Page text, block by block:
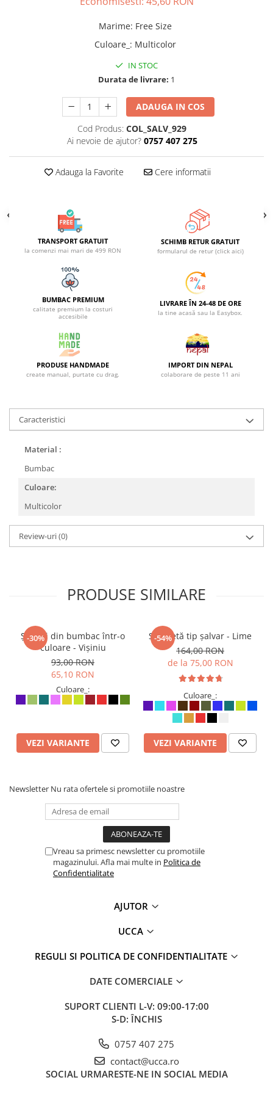
Jambiere din Lână
Marime: Free Size
Culoare_ : Multicolor
IN STOC
Durata de livrare: 1
ADAUGA IN COS
Cod Produs: COL_SALV_929
Ai nevoie de ajutor? 0757 407 275
Adauga la Favorite Cere informatii
TRANSPORT GRATUIT
la comenzi mai mari de 499 RON
SCHIMB RETUR GRATUIT
formularul de retur (click aici)
BUMBAC PREMIUM
calitate premium la costuri
accesibile
LIVRARE ÎN 24-48 DE ORE
la tine acasă sau la Easybox.
PRODUSE HANDMADE
create manual, purtate cu drag.
IMPORT DIN NEPAL
colaborare de peste 11 ani
Caracteristici
Material :
Bumbac
Culoare:
Multicolor
Review-uri(0)
PRODUSE SIMILARE
-30%
Șalvari din bumbac într-o
culoare - Vișiniu
93,00 RON
65,10 RON
Culoare_:
VEZI VARIANTE
-54%
Salopetă tip șalvar - Lime
164,00 RON
de la 75,00 RON
Culoare_:
VEZI VARIANTE
Newsletter Nu rata ofertele si promotiile noastre
Vreau sa primesc newsletter cu promotiile
magazinului. Afla mai multe in Politica de
Confidentialitate
AJUTOR
UCCA
REGULI SI POLITICA DE CONFIDENTIALITATE
DATE COMERCIALE
SUPORT CLIENTI L-V: 09:00-17:00
S-D: ÎNCHIS
0757 407 275
contact@ucca.ro
SOCIAL URMARESTE-NE IN SOCIAL MEDIA